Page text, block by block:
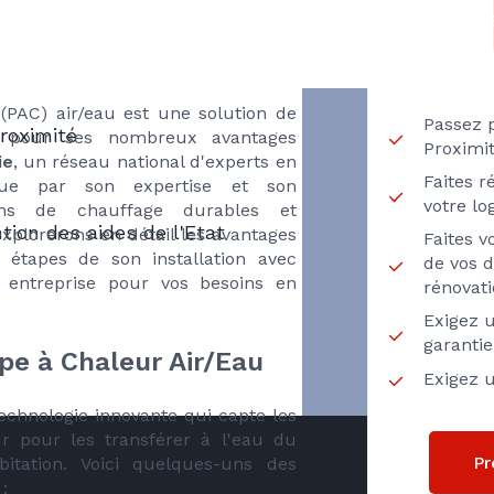
(PAC) air/eau est une solution de
ses nombreux avantages
, un réseau national d'experts en
par son expertise et son
de chauffage durables et
en détail les avantages
de son installation avec
pour vos besoins en
à Chaleur Air/Eau
innovante qui capte les
pour les transférer à l'eau du
Voici quelques-uns des
Passez
Faites
votre
Faites
de vos
Exigez
Exigez
des aides de l'Etat